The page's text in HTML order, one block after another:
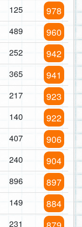
125 978
489 960
252 942
365 941
217 923
140 922
407 906
240 904
896 897
149 884
231